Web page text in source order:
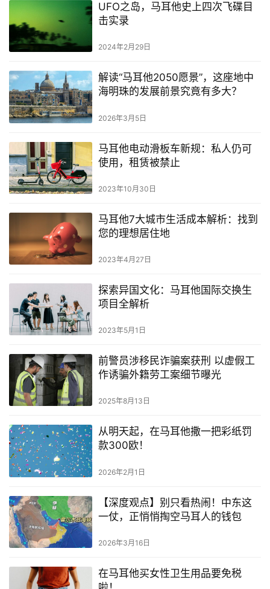
UFO之岛，马耳他史上四次飞碟目
击实录
2024年2月29日
解读“马耳他2050愿景”，这座地中
海明珠的发展前景究竟有多大？
2026年3月5日
马耳他电动滑板车新规：私人仍可
使用，租赁被禁止
2023年10月30日
马耳他7大城市生活成本解析：找到
您的理想居住地
2023年4月27日
探索异国文化：马耳他国际交换生
项目全解析
2023年5月1日
前警员涉移民诈骗案获刑 以虚假工
作诱骗外籍劳工案细节曝光
2025年8月13日
从明天起，在马耳他撒一把彩纸罚
款300欧！
2026年2月1日
【深度观点】别只看热闹！中东这
一仗，正悄悄掏空马耳人的钱包
2026年3月16日
在马耳他买女性卫生用品要免税